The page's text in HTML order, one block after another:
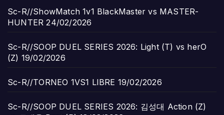
Sc-R//ShowMatch 1v1 BlackMaster vs MASTER-
HUNTER 24/02/2026
Sc-R//SOOP DUEL SERIES 2026: Light (T) vs herO
(Z) 19/02/2026
Sc-R//TORNEO 1VS1 LIBRE 19/02/2026
Sc-R//SOOP DUEL SERIES 2026: 김성대 Action (Z)